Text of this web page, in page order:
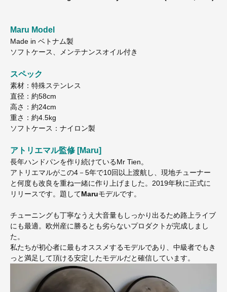
Maru Model
Made in ベトナム製
ソフトケース、メンテナンスオイル付き
スペック
素材：特殊ステンレス
直径：約58cm
高さ：約24cm
重さ：約4.5kg
ソフトケース：ナイロン製
アトリエマル監修 [Maru]
長年ハンドパンを作り続けているMr Tien。
アトリエマルがこの4－5年で10回以上渡航し、現地チューナー
と何度も改良を重ね一緒に作り上げました。2019年秋に正式に
リリースです。題してMaruモデルです。
チューニングも丁寧なうえ大音量もしっかり出るため路上ライブ
にも最適。欧州産に勝るとも劣らないプロダクトが完成しまし
た。
私たちが初心者に最もオススメするモデルであり、中級者でもき
っと満足して頂ける安定したモデルだと確信しています。